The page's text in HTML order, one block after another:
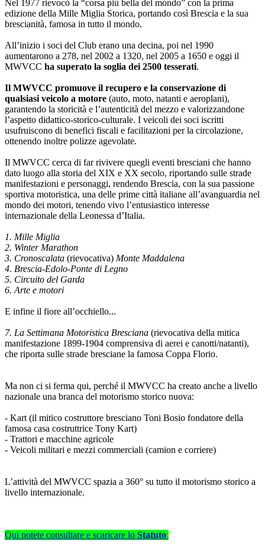
Nel 1977 rievocò la “corsa più bella del mondo” con la prima
edizione della Mille Miglia Storica, portando così Brescia e la sua
brescianità, famosa in tutto il mondo.
All’inizio i soci del Club erano una decina, poi nel 1990
aumentarono a 278, nel 2002 a 1320, nel 2005 a 1650 e oggi il
MWVCC ha superato la soglia dei 2500 tesserati.
Il MWVCC promuove il recupero e la conservazione di
qualsiasi veicolo a motore (auto, moto, natanti e aeroplani),
garantendo la storicità e l’autenticità del mezzo e valorizzandone
l’aspetto didattico-storico-culturale. I veicoli dei soci iscritti
usufruiscono di benefici fiscali e facilitazioni per la circolazione,
ottenendo inoltre polizze agevolate.
Il MWVCC cerca di far rivivere quegli eventi bresciani che hanno
dato luogo alla storia del XIX e XX secolo, riportando sulle strade
manifestazioni e personaggi, rendendo Brescia, con la sua passione
sportiva motoristica, una delle prime città italiane all’avanguardia nel
mondo dei motori, tenendo vivo l’entusiastico interesse
internazionale della Leonessa d’Italia.
1. Mille Miglia
2. Winter Marathon
3. Cronoscalata (rievocativa) Monte Maddalena
4. Brescia-Edolo-Ponte di Legno
5. Circuito del Garda
6. Arte e motori
E infine il fiore all’occhiello...
7. La Settimana Motoristica Bresciana (rievocativa della mitica
manifestazione 1899-1904 comprensiva di aerei e canotti/natanti),
che riporta sulle strade bresciane la famosa Coppa Florio.
Ma non ci si ferma qui, perché il MWVCC ha creato anche a livello
nazionale una branca del motorismo storico nuova:
- Kart (il mitico costruttore bresciano Toni Bosio fondatore della
famosa casa costruttrice Tony Kart)
- Trattori e macchine agricole
- Veicoli militari e mezzi commerciali (camion e corriere)
L’attività del MWVCC spazia a 360° su tutto il motorismo storico a
livello internazionale.
Qui potete consultare e scaricare lo Statuto